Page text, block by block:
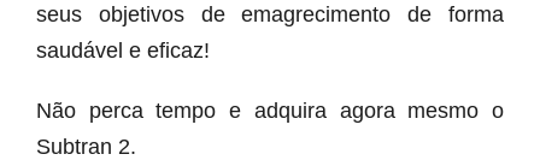
seus objetivos de emagrecimento de forma
saudável e eficaz!
Não perca tempo e adquira agora mesmo o
Subtran 2.